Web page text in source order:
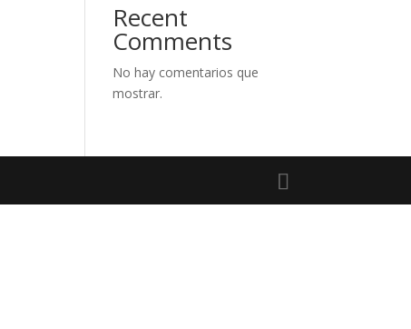
Recent
Comments
No hay comentarios que
mostrar.